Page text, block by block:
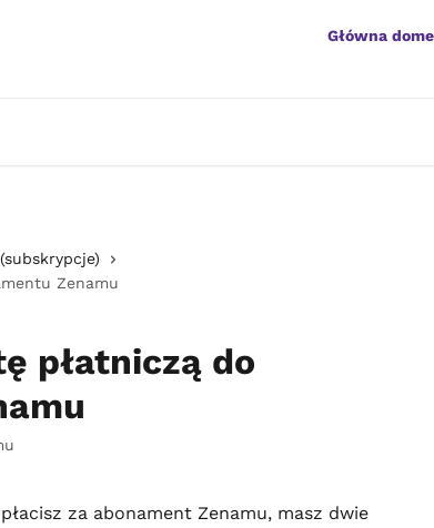
Główna
Zenamu
płatniczą do
za abonament Zenamu, masz dwie